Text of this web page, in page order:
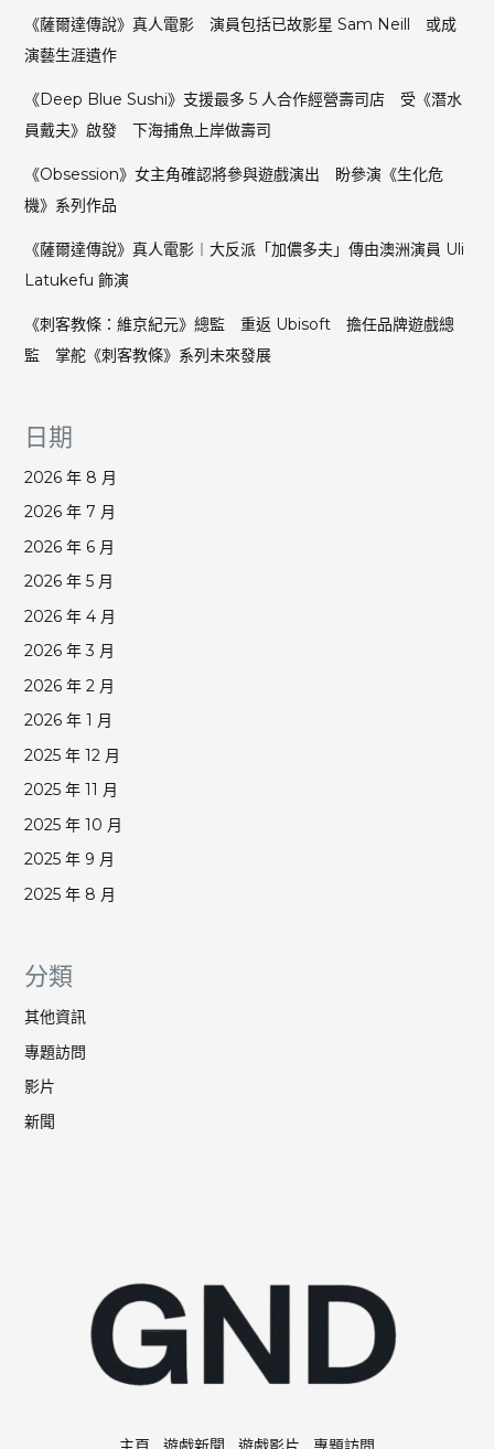
《薩爾達傳說》真人電影 演員包括已故影星 Sam Neill 或成
演藝生涯遺作
《Deep Blue Sushi》支援最多 5 人合作經營壽司店 受《潛水
員戴夫》啟發 下海捕魚上岸做壽司
《Obsession》女主角確認將參與遊戲演出 盼參演《生化危
機》系列作品
《薩爾達傳說》真人電影︱大反派「加儂多夫」傳由澳洲演員 Uli
Latukefu 飾演
《刺客教條：維京紀元》總監 重返 Ubisoft 擔任品牌遊戲總
監 掌舵《刺客教條》系列未來發展
日期
2026 年 8 月
2026 年 7 月
2026 年 6 月
2026 年 5 月
2026 年 4 月
2026 年 3 月
2026 年 2 月
2026 年 1 月
2025 年 12 月
2025 年 11 月
2025 年 10 月
2025 年 9 月
2025 年 8 月
分類
其他資訊
專題訪問
影片
新聞